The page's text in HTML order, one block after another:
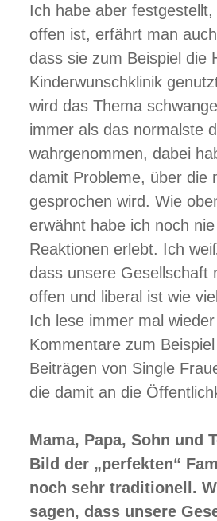
Ich habe aber festgestellt,
offen ist, erfährt man
dass sie zum Beispiel die
Kinderwunschklinik
wird das Thema
immer als das normalste
wahrgenommen, dabei
damit Probleme, über die
gesprochen wird. Wie
erwähnt habe ich noch
Reaktionen erlebt. Ich
dass unsere Gesellschaft
offen und liberal ist wie
Ich lese immer mal
Kommentare zum
Beiträgen von Single
die damit an die
Mama, Papa, Sohn und
Bild der „perfekten“
noch sehr traditionell.
sagen, dass unsere